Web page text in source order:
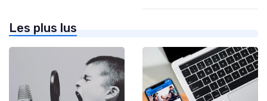
Les plus lus